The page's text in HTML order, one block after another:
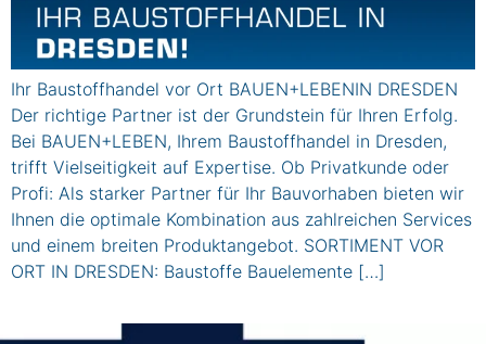
Ihr Baustoffhandel vor Ort BAUEN+LEBENIN DRESDEN
Der richtige Partner ist der Grundstein für Ihren Erfolg.
Bei BAUEN+LEBEN, Ihrem Baustoffhandel in Dresden,
trifft Vielseitigkeit auf Expertise. Ob Privatkunde oder
Profi: Als starker Partner für Ihr Bauvorhaben bieten wir
Ihnen die optimale Kombination aus zahlreichen Services
und einem breiten Produktangebot. SORTIMENT VOR
ORT IN DRESDEN: Baustoffe Bauelemente […]